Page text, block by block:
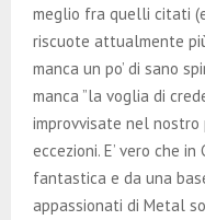
meglio fra quelli citati
riscuote attualmente
manca un po’ di sano
manca ”la voglia di
improvvisate nel nostro
eccezioni. E’ vero che
fantastica e da una
appassionati di Metal